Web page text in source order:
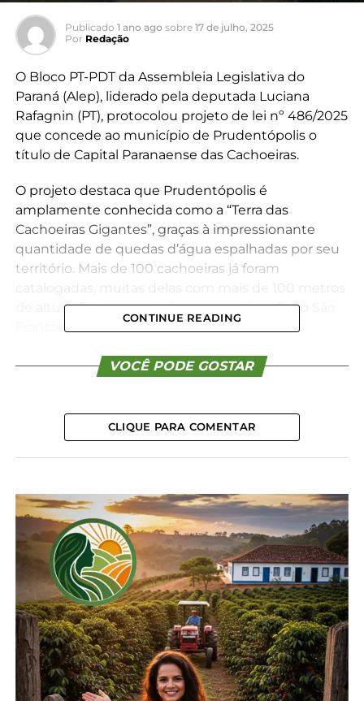
Publicado 1 ano ago sobre 17 de julho, 2025
Por Redação
O Bloco PT-PDT da Assembleia Legislativa do
Paraná (Alep), liderado pela deputada Luciana
Rafagnin (PT), protocolou projeto de lei nº 486/2025
que concede ao município de Prudentópolis o
título de Capital Paranaense das Cachoeiras.
O projeto destaca que Prudentópolis é
amplamente conhecida como a “Terra das
Cachoeiras Gigantes”, graças à impressionante
quantidade de quedas d’água espalhadas por seu
território. Mais de 100 cachoeiras já foram
de altura. Entre as mais famosas estão o Salto São
Francisco, com 196 metros de queda livre,
localizada no Parque Estadual da Serra da
entre 80 e quase 200 metros de altura.
Além das dimensões impressionantes, essas
de rara beleza, cercadas por cânions, florestas
nativas e formações geológicas singulares,
oferecendo aos visitantes um contato direto com a
rica flora e fauna da região. Muitas quedas menores
também são aproveitadas como duchas naturais,
enquanto grutas e penhascos contribuem para o
cenário deslumbrante.
Criado em 1906, o município de Prudentópolis tem
suas raízes na imigração europeia, com destaque
para ucranianos, além de portugueses, alemães,
CONTINUE READING
VOCÊ PODE GOSTAR
CLIQUE PARA COMENTAR